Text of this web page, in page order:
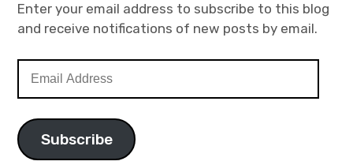
Enter your email address to subscribe to this blog
and receive notifications of new posts by email.
Address
Subscribe